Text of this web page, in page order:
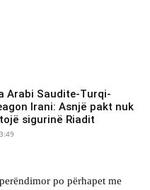
Arabi Saudite-Turqi-
Irani: Asnjë pakt nuk
sigurinë Riadit
po përhapet me